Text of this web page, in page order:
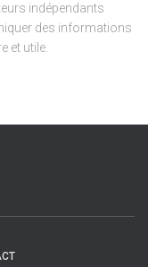
indépendants
des informations
et utile.